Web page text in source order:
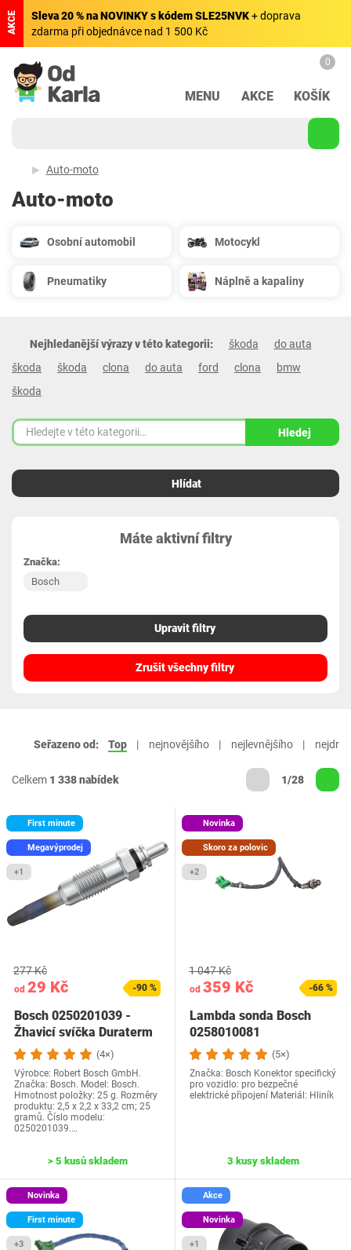
AKCE Sleva 20 % na NOVINKY s kódem SLE25NVK+ doprava
zdarma při objednávce nad 1 500 Kč
MENU AKCE
0
KOŠÍK
Auto-moto
Auto-moto
Osobní automobil Motocykl
Pneumatiky Náplně a kapaliny
Nejhledanější výrazy v této kategorii: škoda
do auta
škoda
škoda clona do auta ford clona
bmw
škoda
Hledej
Hlídat
Máte aktivní filtry
Značka:
Bosch
Upravit filtry
Zrušit všechny filtry
Seřazeno od: Top nejnovějšího nejlevnějšího
Celkem 1 338 nabídek 1/28
First minute
Megavýprodej
+1
od 29 Kč
277 Kč
-90 %
Bosch 0250201039 -
Žhavicí svíčka Duraterm
- Kartonová… (4×)
Výrobce: Robert Bosch GmbH.
Značka: Bosch. Model: Bosch.
Hmotnost položky: 25 g. Rozměry
produktu: 2,5 x 2,2 x 33,2 cm; 25
gramů. Číslo modelu:
0250201039.…
> 5 kusů skladem
Novinka
Skoro za polovic
+2
od 359 Kč
1 047 Kč
-66 %
Lambda sonda Bosch
0258010081
(5×)
Značka: Bosch Konektor specifický
pro vozidlo: pro bezpečné
elektrické připojení Materiál: Hliník
3 kusy skladem
Novinka
First minute
+3
Akce
Novinka
+1